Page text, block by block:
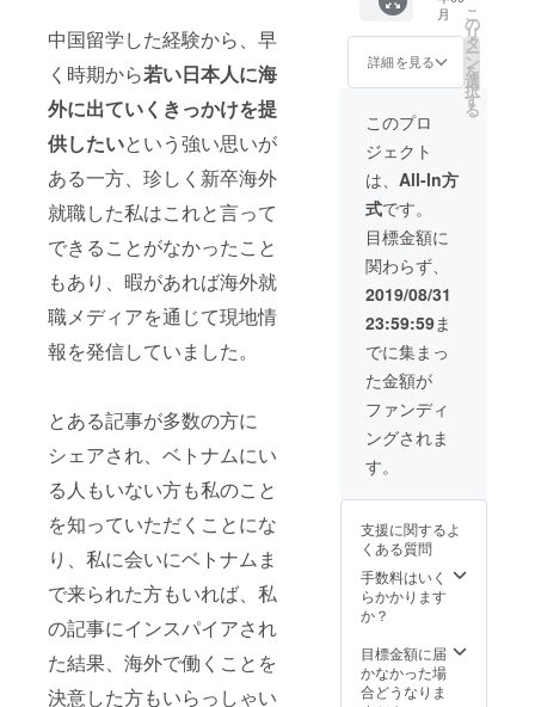
中国留学した経験から、早
く時期から若い日本人に海
外に出ていくきっかけを提
供したいという強い思いが
ある一方、珍しく新卒海外
就職した私はこれと言って
できることがなかったこと
もあり、暇があれば海外就
職メディアを通じて現地情
報を発信していました。
とある記事が多数の方に
シェアされ、ベトナムにい
る人もいない方も私のこと
を知っていただくことにな
り、私に会いにベトナムま
で来られた方もいれば、私
の記事にインスパイアされ
た結果、海外で働くことを
決意した方もいらっしゃい
のメン
バーか
らのお
セージ
●クラウ
ドファ
ンディ
ングの
活動報
告にお
名前掲
載
リバ邸
深セン
のメン
バーか
らのお
礼の
メッ
セージ
●クラウ
ドファ
ンディ
ングの
活動報
告にお
名前掲
載
月
詳細を見る
こ
の
リ
タ
ー
ン
を
選
択
す
る
このプロ
ジェクト
は、 All-In方
式です。
目標金額に
関わらず、
2019/08/31
23:59:59ま
でに集まっ
た金額が
ファンディ
ングされま
す。
支援に関するよ
くある質問
手数料はいく
らかかります
か？
目標金額に届
かなかった場
合どうなりま